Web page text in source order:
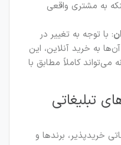
به مشتری واقعی
: با توجه به تغییر در
به خرید آنلاین، این
می‌تواند کاملاً مطابق با
تبلیغاتی
خریدپذیر، برندها و